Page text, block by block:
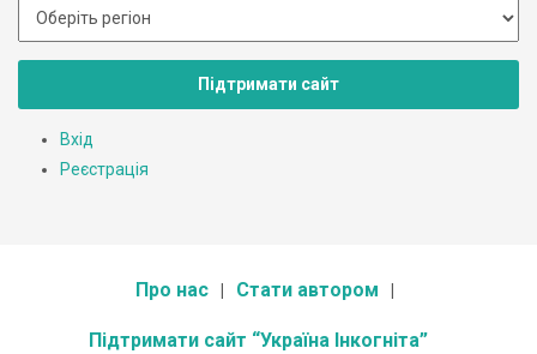
Підтримати сайт
Вхід
Реєстрація
Про нас Стати автором
Підтримати сайт “Україна Інкогніта”